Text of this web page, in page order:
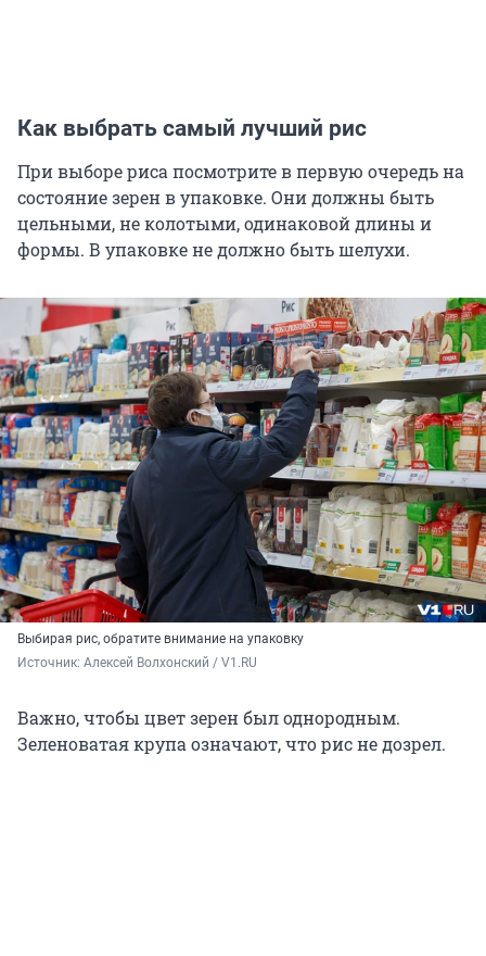
Как выбрать самый лучший рис
При выборе риса посмотрите в первую очередь на
состояние зерен в упаковке. Они должны быть
цельными, не колотыми, одинаковой длины и
формы. В упаковке не должно быть шелухи.
Выбирая рис, обратите внимание на упаковку
Источник: Алексей Волхонский / V1.RU
Важно, чтобы цвет зерен был однородным.
Зеленоватая крупа означают, что рис не дозрел.